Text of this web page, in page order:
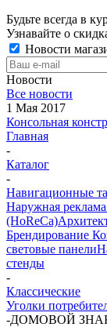
Будьте всегда в
Узнавайте о
Новости
Новости
Все новости
1 Мая 2017
Консольная
Главная
-
Каталог
-
Навигационные
Наружная реклама
(HoReCa)
Брендирование
световые панели
стенды
-
Классические
Уголки
-ДОМОВОЙ